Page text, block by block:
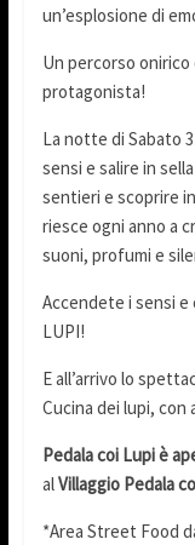
un’esplosione di
Un percorso
protagonista!
La notte di Sabato
sensi e salire in
sentieri e scoprire
riesce ogni anno a
suoni, profumi e
Accendete i sensi e
LUPI!
E all’arrivo lo
Cucina dei lupi, con
Pedala coi Lupi è
alVillaggio Pedala
*Area Street Food